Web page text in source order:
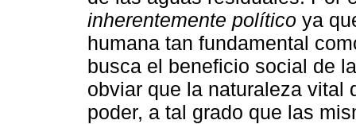
inherentemente político ya
humana tan fundamental
busca el beneficio social de
obviar que la naturaleza vital
poder, a tal grado que las